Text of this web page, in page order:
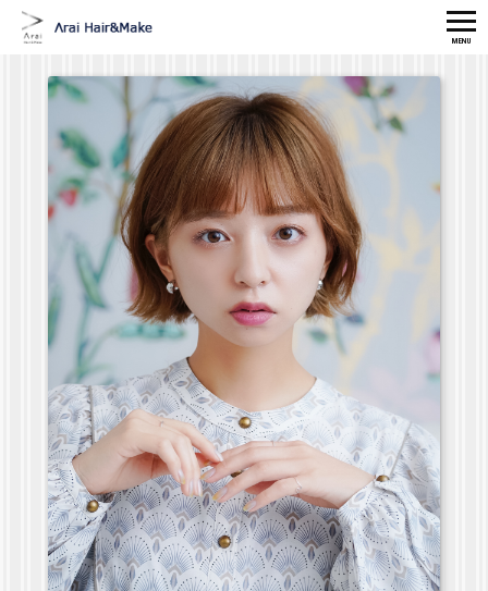
MENU
HOME MENU
CONCEPT STAFF
GALLERY CAMPAIGN
MAKE/ESTE SCALP CARE
ITEM ACCESS
TEL RISERVATION